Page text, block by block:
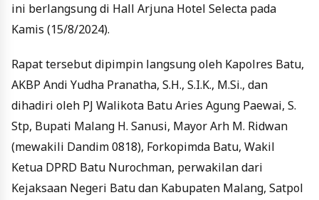
ini berlangsung di Hall Arjuna Hotel Selecta pada
Kamis (15/8/2024).
Rapat tersebut dipimpin langsung oleh Kapolres Batu,
AKBP Andi Yudha Pranatha, S.H., S.I.K., M.Si., dan
dihadiri oleh PJ Walikota Batu Aries Agung Paewai, S.
Stp, Bupati Malang H. Sanusi, Mayor Arh M. Ridwan
(mewakili Dandim 0818), Forkopimda Batu, Wakil
Ketua DPRD Batu Nurochman, perwakilan dari
Kejaksaan Negeri Batu dan Kabupaten Malang, Satpol